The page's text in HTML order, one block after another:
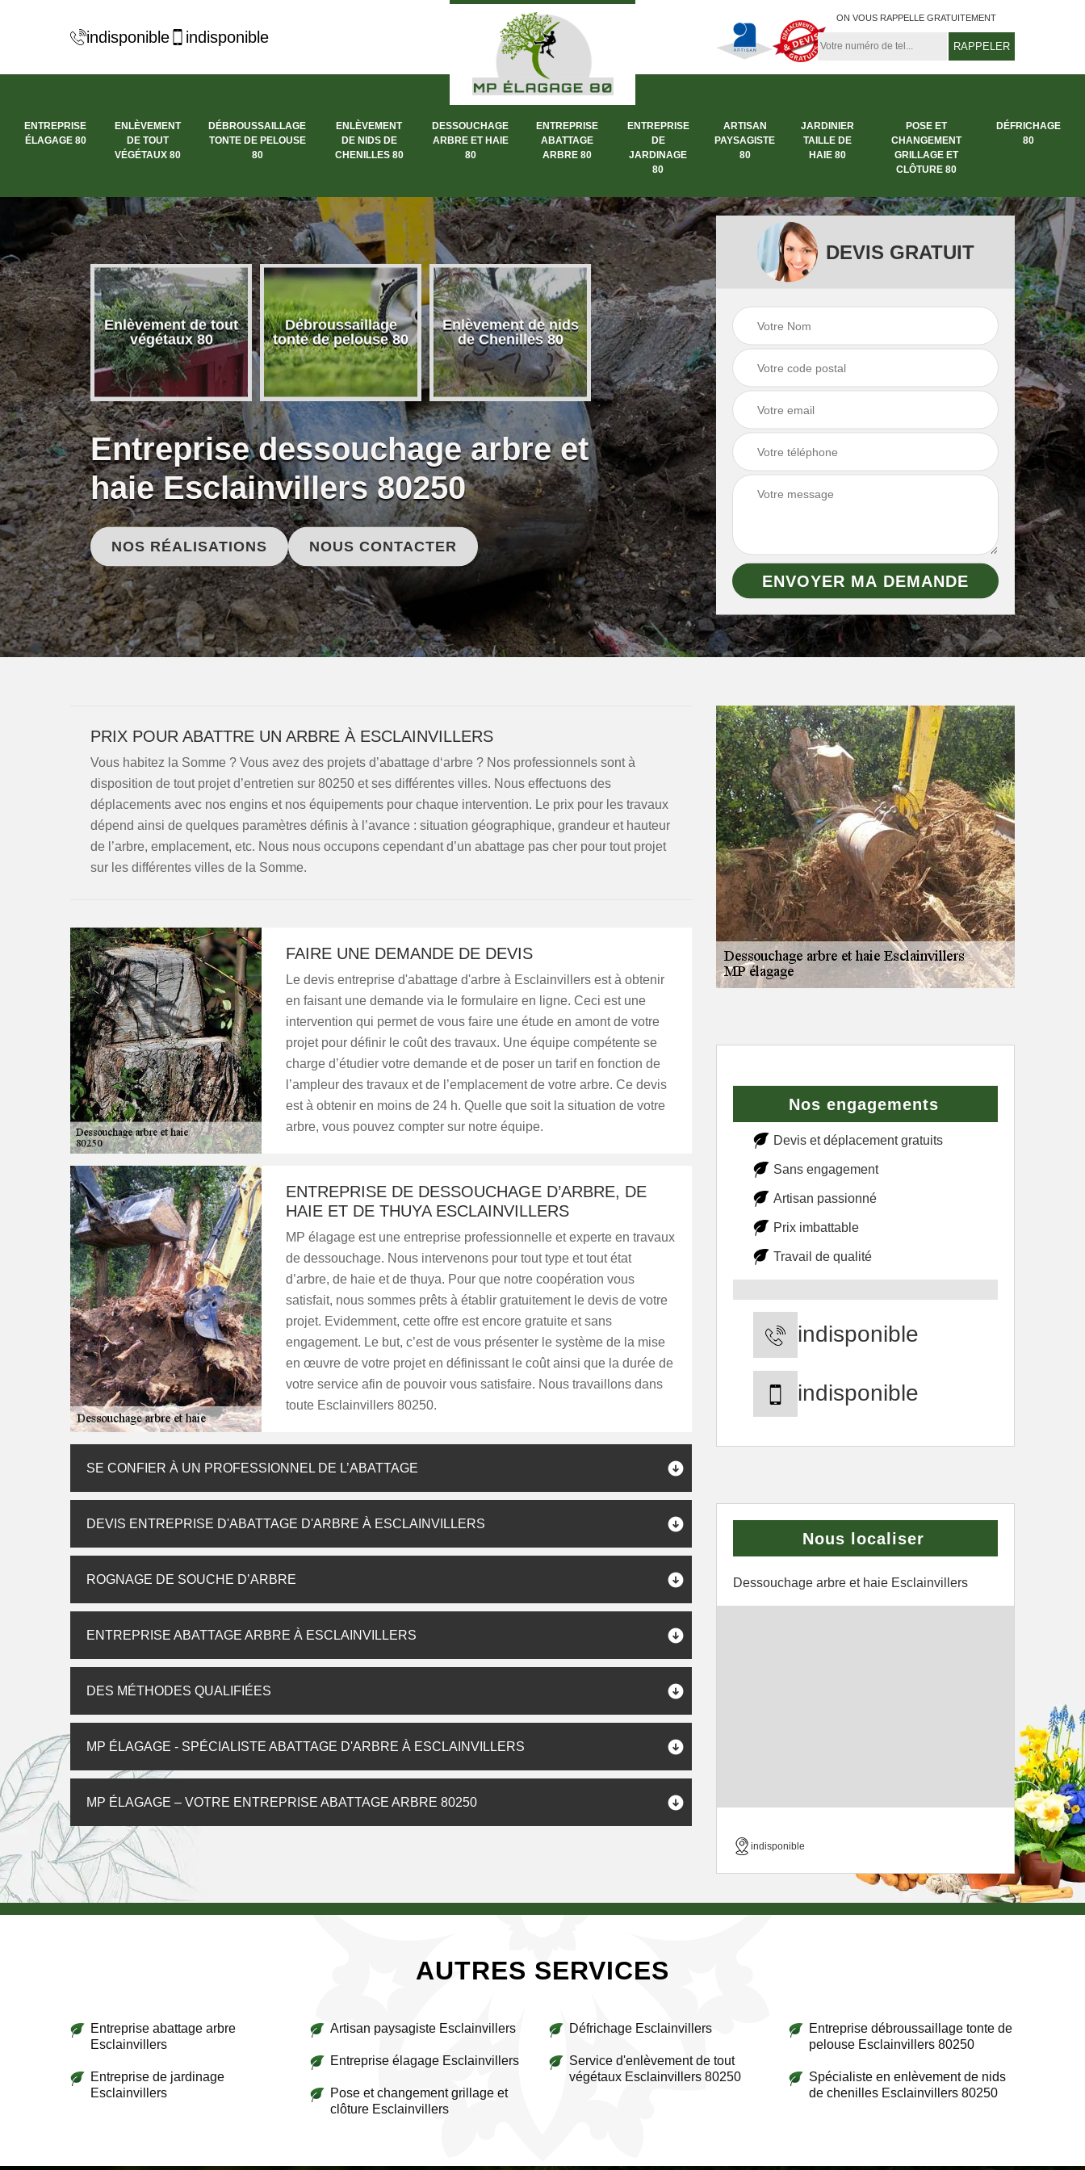
indisponible indisponible
ON VOUS RAPPELLE GRATUITEMENT
ENTREPRISE
ÉLAGAGE 80
ENLÈVEMENT
DE TOUT
VÉGÉTAUX 80
DÉBROUSSAILLAGE
TONTE DE PELOUSE
80
ENLÈVEMENT
DE NIDS DE
CHENILLES 80
DESSOUCHAGE
ARBRE ET HAIE
80
ENTREPRISE
ABATTAGE
ARBRE 80
ENTREPRISE
DE
JARDINAGE
80
ARTISAN
PAYSAGISTE
80
JARDINIER
TAILLE DE
HAIE 80
POSE ET
CHANGEMENT
GRILLAGE ET
CLÔTURE 80
DÉFRICHAGE
80
élagage
Enlèvement de tout
végétaux 80
Débroussaillage
tonte de pelouse 80
Enlèvement de nids
de Chenilles 80
Dessouchage arbre
et haie 80
Entreprise abattage
Entreprise de
jardinage 80
Entreprise dessouchage arbre et
haie Esclainvillers 80250
NOS RÉALISATIONS NOUS CONTACTER
DEVIS GRATUIT
PRIX POUR ABATTRE UN ARBRE À ESCLAINVILLERS
Vous habitez la Somme ? Vous avez des projets d’abattage d‘arbre ? Nos professionnels sont à
disposition de tout projet d’entretien sur 80250 et ses différentes villes. Nous effectuons des
déplacements avec nos engins et nos équipements pour chaque intervention. Le prix pour les travaux
dépend ainsi de quelques paramètres définis à l’avance : situation géographique, grandeur et hauteur
de l’arbre, emplacement, etc. Nous nous occupons cependant d’un abattage pas cher pour tout projet
sur les différentes villes de la Somme.
FAIRE UNE DEMANDE DE DEVIS
Le devis entreprise d'abattage d'arbre à Esclainvillers est à obtenir
en faisant une demande via le formulaire en ligne. Ceci est une
intervention qui permet de vous faire une étude en amont de votre
projet pour définir le coût des travaux. Une équipe compétente se
charge d’étudier votre demande et de poser un tarif en fonction de
l’ampleur des travaux et de l’emplacement de votre arbre. Ce devis
est à obtenir en moins de 24 h. Quelle que soit la situation de votre
arbre, vous pouvez compter sur notre équipe.
ENTREPRISE DE DESSOUCHAGE D’ARBRE, DE
HAIE ET DE THUYA ESCLAINVILLERS
MP élagage est une entreprise professionnelle et experte en travaux
de dessouchage. Nous intervenons pour tout type et tout état
d’arbre, de haie et de thuya. Pour que notre coopération vous
satisfait, nous sommes prêts à établir gratuitement le devis de votre
projet. Evidemment, cette offre est encore gratuite et sans
engagement. Le but, c’est de vous présenter le système de la mise
en œuvre de votre projet en définissant le coût ainsi que la durée de
votre service afin de pouvoir vous satisfaire. Nous travaillons dans
toute Esclainvillers 80250.
SE CONFIER À UN PROFESSIONNEL DE L’ABATTAGE
DEVIS ENTREPRISE D'ABATTAGE D'ARBRE À ESCLAINVILLERS
ROGNAGE DE SOUCHE D’ARBRE
ENTREPRISE ABATTAGE ARBRE À ESCLAINVILLERS
DES MÉTHODES QUALIFIÉES
MP ÉLAGAGE - SPÉCIALISTE ABATTAGE D'ARBRE À ESCLAINVILLERS
MP ÉLAGAGE – VOTRE ENTREPRISE ABATTAGE ARBRE 80250
Nos engagements
Devis et déplacement gratuits
Sans engagement
Artisan passionné
Prix imbattable
Travail de qualité
indisponible
indisponible
Nous localiser
Dessouchage arbre et haie Esclainvillers
indisponible
AUTRES SERVICES
Entreprise abattage arbre
Esclainvillers
Entreprise de jardinage
Esclainvillers
Artisan paysagiste Esclainvillers
Entreprise élagage Esclainvillers
Pose et changement grillage et
clôture Esclainvillers
Défrichage Esclainvillers
Service d'enlèvement de tout
végétaux Esclainvillers 80250
Entreprise débroussaillage tonte de
pelouse Esclainvillers 80250
Spécialiste en enlèvement de nids
de chenilles Esclainvillers 80250